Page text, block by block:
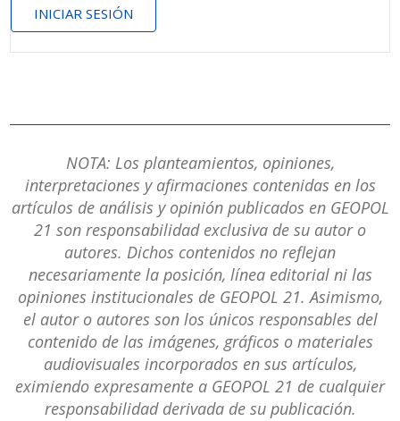
INICIAR SESIÓN
NOTA: Los planteamientos, opiniones,
interpretaciones y afirmaciones contenidas en los
artículos de análisis y opinión publicados en GEOPOL
21 son responsabilidad exclusiva de su autor o
autores. Dichos contenidos no reflejan
necesariamente la posición, línea editorial ni las
opiniones institucionales de GEOPOL 21. Asimismo,
el autor o autores son los únicos responsables del
contenido de las imágenes, gráficos o materiales
audiovisuales incorporados en sus artículos,
eximiendo expresamente a GEOPOL 21 de cualquier
responsabilidad derivada de su publicación.